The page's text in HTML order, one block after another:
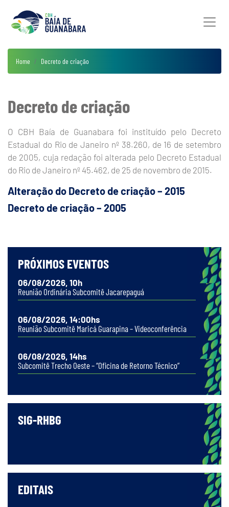
Home Decreto de criação
Decreto de criação
O CBH Baía de Guanabara foi instituído pelo Decreto
Estadual do Rio de Janeiro nº 38.260, de 16 de setembro
de 2005, cuja redação foi alterada pelo Decreto Estadual
do Rio de Janeiro nº 45.462, de 25 de novembro de 2015.
Alteração do Decreto de criação – 2015
Decreto de criação – 2005
PRÓXIMOS EVENTOS
06/08/2026, 10h
Reunião Ordinária Subcomitê Jacarepaguá
06/08/2026, 14:00hs
Reunião Subcomitê Maricá Guarapina – Videoconferência
06/08/2026, 14hs
Subcomitê Trecho Oeste – “Oficina de Retorno Técnico”
SIG-RHBG
EDITAIS